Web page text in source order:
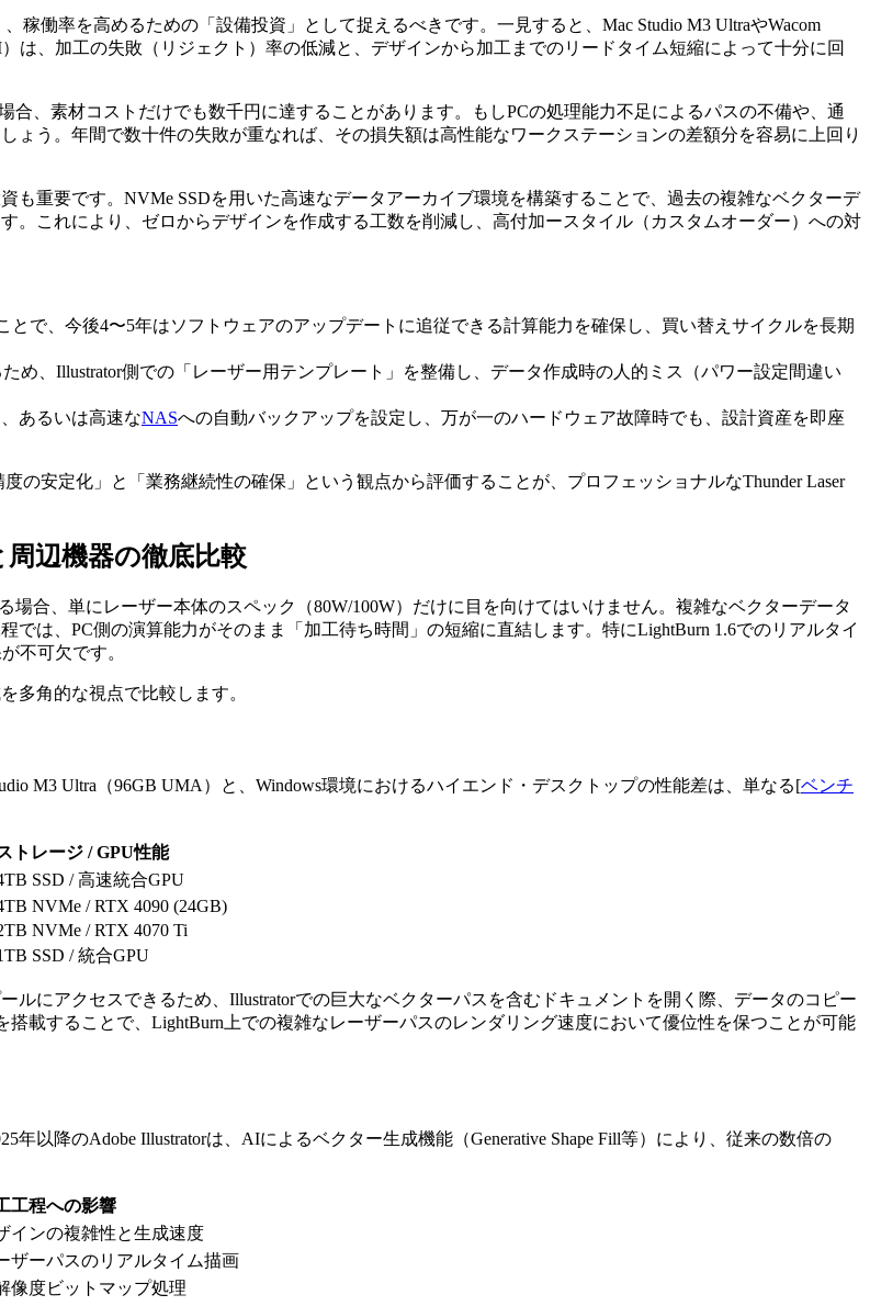
稼働率を高めるための「設備投資」として捉えるべきです。一見すると、Mac Studio M3 UltraやWacom
は、加工の失敗（リジェクト）率の低減と、デザインから加工までのリードタイム短縮によって十分に回
合、素材コストだけでも数千円に達することがあります。もしPCの処理能力不足によるパスの不備や、通
う。年間で数十件の失敗が重なれば、その損失額は高性能なワークステーションの差額分を容易に上回り
も重要です。NVMe SSDを用いた高速なデータアーカイブ環境を構築することで、過去の複雑なベクターデ
。これにより、ゼロからデザインを作成する工数を削減し、高付加ースタイル（カスタムオーダー）への対
とで、今後4〜5年はソフトウェアのアップデートに追従できる計算能力を確保し、買い替えサイクルを長期
め、Illustrator側での「レーザー用テンプレート」を整備し、データ作成時の人的ミス（パワー設定間違い
あるいは高速なNASへの自動バックアップを設定し、万が一のハードウェア故障時でも、設計資産を即座
の安定化」と「業務継続性の確保」という観点から評価することが、プロフェッショナルなThunder Laser
辺機器の徹底比較
場合、単にレーザー本体のスペック（80W/100W）だけに目を向けてはいけません。複雑なベクターデータ
では、PC側の演算能力がそのまま「加工待ち時間」の短縮に直結します。特にLightBurn 1.6でのリアルタイ
不可欠です。
多角的な視点で比較します。
M3 Ultra（96GB UMA）と、Windows環境におけるハイエンド・デスクトップの性能差は、単なる[ベンチ
トレージ / GPU性能
SSD / 高速統合GPU
NVMe / RTX 4090 (24GB)
NVMe / RTX 4070 Ti
SSD / 統合GPU
ルにアクセスできるため、Illustratorでの巨大なベクターパスを含むドキュメントを開く際、データのコピー
載することで、LightBurn上での複雑なレーザーパスのレンダリング速度において優位性を保つことが可能
以降のAdobe Illustratorは、AIによるベクター生成機能（Generative Shape Fill等）により、従来の数倍の
工程への影響
インの複雑性と生成速度
ザーパスのリアルタイム描画
像度ビットマップ処理